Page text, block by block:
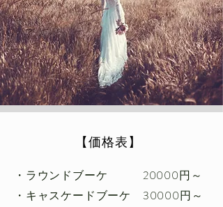
​【価格表】
・ラウンドブーケ 20000円～
・キャスケードブーケ 30000円～